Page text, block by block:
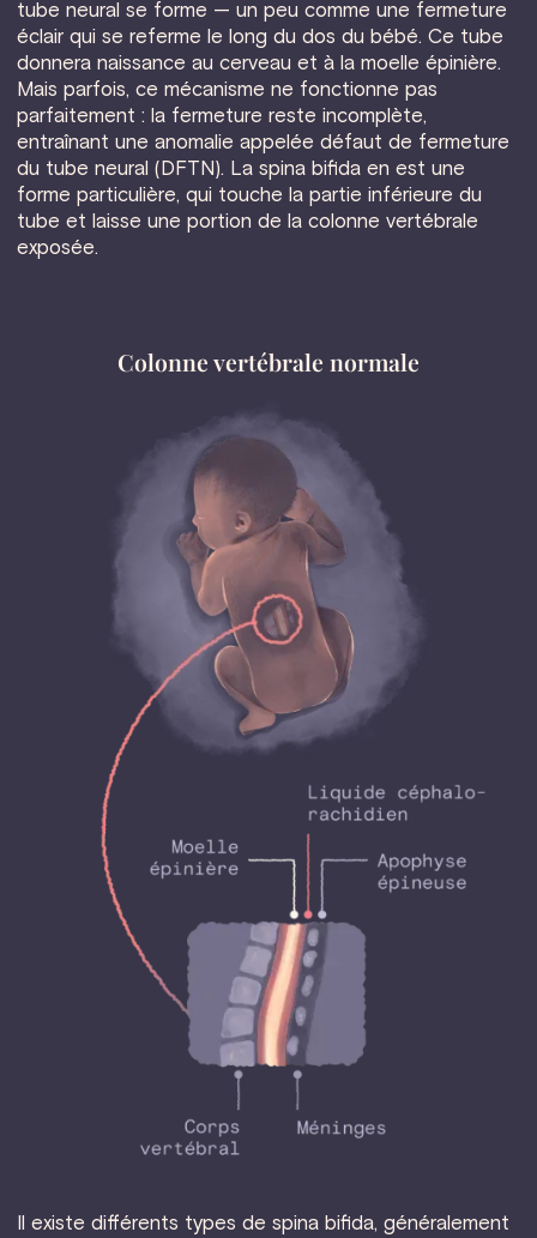
tube neural se forme — un peu comme une fermeture
éclair qui se referme le long du dos du bébé. Ce tube
donnera naissance au cerveau et à la moelle épinière.
Mais parfois, ce mécanisme ne fonctionne pas
parfaitement : la fermeture reste incomplète,
entraînant une anomalie appelée défaut de fermeture
du tube neural (DFTN). La spina bifida en est une
forme particulière, qui touche la partie inférieure du
tube et laisse une portion de la colonne vertébrale
exposée.
Colonne vertébrale normale
Il existe différents types de spina bifida, généralement